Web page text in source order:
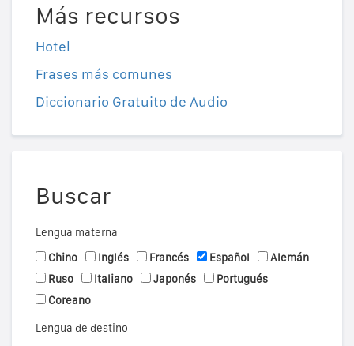
Más recursos
Hotel
Frases más comunes
Diccionario Gratuito de Audio
Buscar
Lengua materna
Chino
Inglés Francés Español
Alemán
Ruso
Italiano Japonés
Portugués
Coreano
Lengua de destino